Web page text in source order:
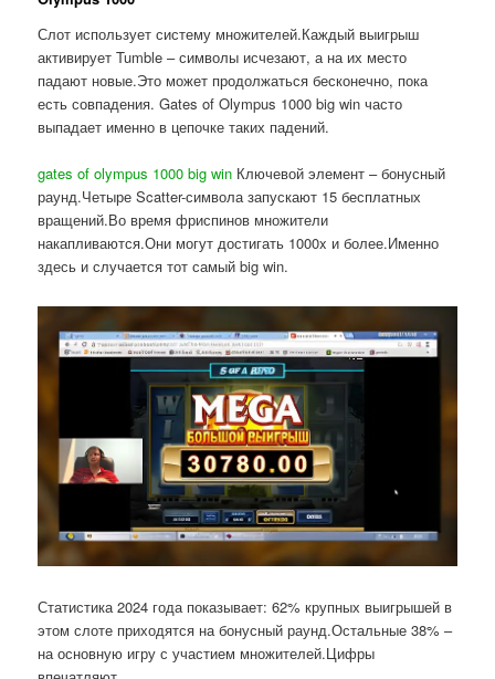
Слот использует систему множителей.Каждый выигрыш
активирует Tumble – символы исчезают, а на их место
падают новые.Это может продолжаться бесконечно, пока
есть совпадения. Gates of Olympus 1000 big win часто
выпадает именно в цепочке таких падений.
gates of olympus 1000 big win Ключевой элемент – бонусный
раунд.Четыре Scatter-символа запускают 15 бесплатных
вращений.Во время фриспинов множители
накапливаются.Они могут достигать 1000x и более.Именно
здесь и случается тот самый big win.
Статистика 2024 года показывает: 62% крупных выигрышей в
этом слоте приходятся на бонусный раунд.Остальные 38% –
на основную игру с участием множителей.Цифры